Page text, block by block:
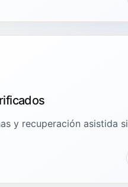
y recuperación asistida si